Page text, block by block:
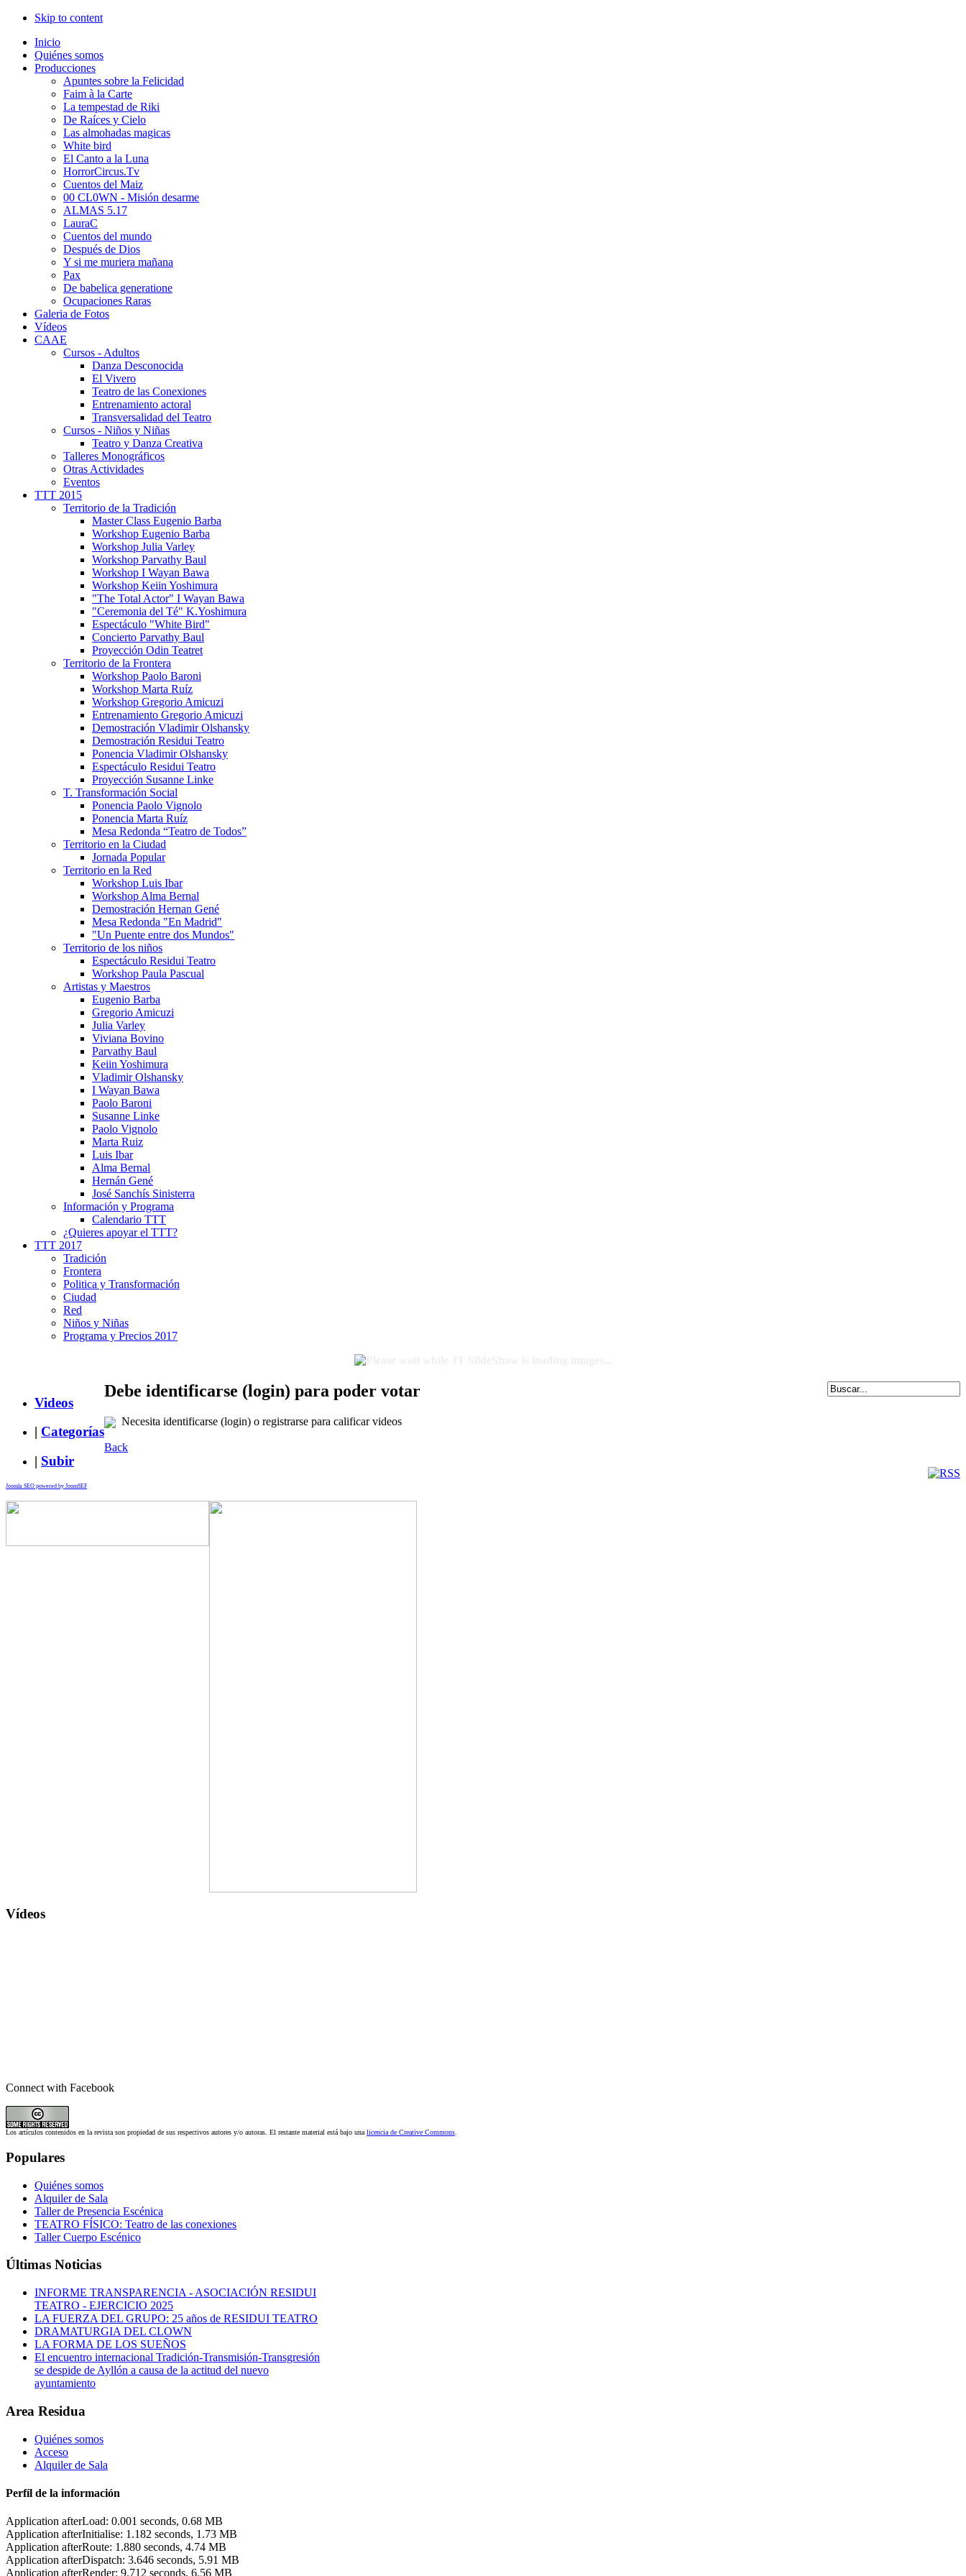
Skip to content
Inicio
Quiénes somos
Producciones
Apuntes sobre la Felicidad
Faim à la Carte
La tempestad de Riki
De Raíces y Cielo
Las almohadas magicas
White bird
El Canto a la Luna
HorrorCircus.Tv
Cuentos del Maiz
00 CL0WN - Misión desarme
ALMAS 5.17
LauraC
Cuentos del mundo
Después de Dios
Y si me muriera mañana
Pax
De babelica generatione
Ocupaciones Raras
Galeria de Fotos
Vídeos
CAAE
Cursos - Adultos
Danza Desconocida
El Vivero
Teatro de las Conexiones
Entrenamiento actoral
Transversalidad del Teatro
Cursos - Niños y Niñas
Teatro y Danza Creativa
Talleres Monográficos
Otras Actividades
Eventos
TTT 2015
Territorio de la Tradición
Master Class Eugenio Barba
Workshop Eugenio Barba
Workshop Julia Varley
Workshop Parvathy Baul
Workshop I Wayan Bawa
Workshop Keiin Yoshimura
"The Total Actor" I Wayan Bawa
"Ceremonia del Té" K.Yoshimura
Espectáculo "White Bird"
Concierto Parvathy Baul
Proyección Odin Teatret
Territorio de la Frontera
Workshop Paolo Baroni
Workshop Marta Ruíz
Workshop Gregorio Amicuzi
Entrenamiento Gregorio Amicuzi
Demostración Vladimir Olshansky
Demostración Residui Teatro
Ponencia Vladimir Olshansky
Espectáculo Residui Teatro
Proyección Susanne Linke
T. Transformación Social
Ponencia Paolo Vignolo
Ponencia Marta Ruíz
Mesa Redonda “Teatro de Todos”
Territorio en la Ciudad
Jornada Popular
Territorio en la Red
Workshop Luis Ibar
Workshop Alma Bernal
Demostración Hernan Gené
Mesa Redonda "En Madrid"
"Un Puente entre dos Mundos"
Territorio de los niños
Espectáculo Residui Teatro
Workshop Paula Pascual
Artistas y Maestros
Eugenio Barba
Gregorio Amicuzi
Julia Varley
Viviana Bovino
Parvathy Baul
Keiin Yoshimura
Vladimir Olshansky
I Wayan Bawa
Paolo Baroni
Susanne Linke
Paolo Vignolo
Marta Ruiz
Luis Ibar
Alma Bernal
Hernán Gené
José Sanchís Sinisterra
Información y Programa
Calendario TTT
¿Quieres apoyar el TTT?
TTT 2017
Tradición
Frontera
Politica y Transformación
Ciudad
Red
Niños y Niñas
Programa y Precios 2017
Videos
| Categorías
| Subir
Debe identificarse (login) para poder votar
Necesita identificarse (login) o registrarse para calificar videos
Back
Joomla SEO powered by JoomSEF
Vídeos
Connect with Facebook
Los artículos contenidos en la revista son propiedad de sus respectivos autores y/o autoras. El restante material está bajo unalicencia de Creative Commons.
Populares
Quiénes somos
Alquiler de Sala
Taller de Presencia Escénica
TEATRO FÍSICO: Teatro de las conexiones
Taller Cuerpo Escénico
Últimas Noticias
INFORME TRANSPARENCIA - ASOCIACIÓN RESIDUI
TEATRO - EJERCICIO 2025
LA FUERZA DEL GRUPO: 25 años de RESIDUI TEATRO
DRAMATURGIA DEL CLOWN
LA FORMA DE LOS SUEÑOS
El encuentro internacional Tradición-Transmisión-Transgresión
se despide de Ayllón a causa de la actitud del nuevo
ayuntamiento
Area Residua
Quiénes somos
Acceso
Alquiler de Sala
Perfíl de la información
Application afterLoad: 0.001 seconds, 0.68 MB
Application afterInitialise: 1.182 seconds, 1.73 MB
Application afterRoute: 1.880 seconds, 4.74 MB
Application afterDispatch: 3.646 seconds, 5.91 MB
Application afterRender: 9.712 seconds, 6.56 MB